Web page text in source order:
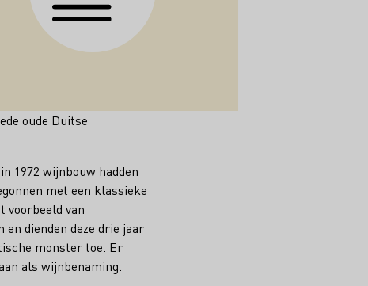
oude Duitse
1972 wijnbouw hadden
met een klassieke
voorbeeld van
dienden deze drie jaar
monster toe. Er
als wijnbenaming.